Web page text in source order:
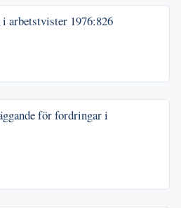
arbetstvister 1976:826
för fordringar i